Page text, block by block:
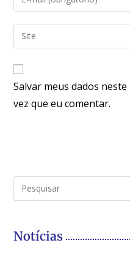
Salvar meus dados
vez que eu comentar.
Notícias